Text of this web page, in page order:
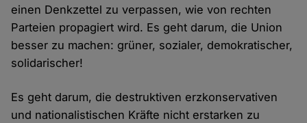
einen Denkzettel zu verpassen, wie von rechten
Parteien propagiert wird. Es geht darum, die Union
besser zu machen: grüner, sozialer, demokratischer,
solidarischer!
Es geht darum, die destruktiven erzkonservativen
und nationalistischen Kräfte nicht erstarken zu